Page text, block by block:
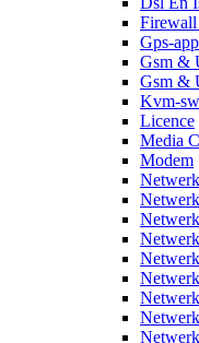
Gps-
Gsm &
Gsm &
Kvm-
Licence
Media
Modem